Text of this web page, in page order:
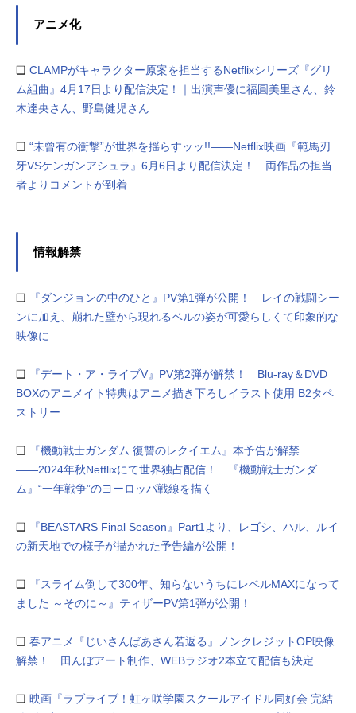
アニメ化
❏ CLAMPがキャラクター原案を担当するNetflixシリーズ『グリ
ム組曲』4月17日より配信決定！｜出演声優に福圓美里さん、鈴
木達央さん、野島健児さん
❏ “未曾有の衝撃”が世界を揺らすッッ!!――Netflix映画『範馬刃
牙VSケンガンアシュラ』6月6日より配信決定！ 両作品の担当
者よりコメントが到着
情報解禁
❏
『ダンジョンの中のひと』PV第1弾が公開！ レイの戦闘シー
ンに加え、崩れた壁から現れるベルの姿が可愛らしくて印象的な
映像に
❏
『デート・ア・ライブV』PV第2弾が解禁！ Blu-ray＆DVD
BOXのアニメイト特典はアニメ描き下ろしイラスト使用 B2タペ
ストリー
❏
『機動戦士ガンダム 復讐のレクイエム』本予告が解禁
――2024年秋Netflixにて世界独占配信！ 『機動戦士ガンダ
ム』“一年戦争”のヨーロッパ戦線を描く
❏
『BEASTARS Final Season』Part1より、レゴシ、ハル、ルイ
の新天地での様子が描かれた予告編が公開！
❏
『スライム倒して300年、知らないうちにレベルMAXになって
ました ～そのに～』ティザーPV第1弾が公開！
❏ 春アニメ『じいさんばあさん若返る』ノンクレジットOP映像
解禁！ 田んぼアート制作、WEBラジオ2本立て配信も決定
❏ 映画『ラブライブ！虹ヶ咲学園スクールアイドル同好会 完結